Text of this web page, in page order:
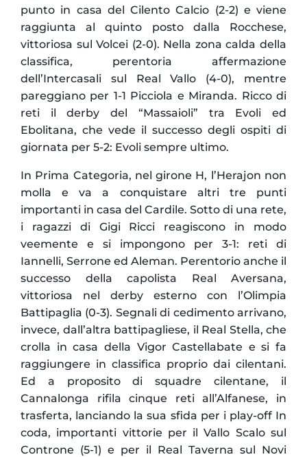
punto in casa del Cilento Calcio (2-2) e viene
raggiunta al quinto posto dalla Rocchese,
vittoriosa sul Volcei (2-0). Nella zona calda della
classifica, perentoria affermazione
dell’Intercasali sul Real Vallo (4-0), mentre
pareggiano per 1-1 Picciola e Miranda. Ricco di
reti il derby del “Massaioli” tra Evoli ed
Ebolitana, che vede il successo degli ospiti di
giornata per 5-2: Evoli sempre ultimo.
In Prima Categoria, nel girone H, l’Herajon non
molla e va a conquistare altri tre punti
importanti in casa del Cardile. Sotto di una rete,
i ragazzi di Gigi Ricci reagiscono in modo
veemente e si impongono per 3-1: reti di
Iannelli, Serrone ed Aleman. Perentorio anche il
successo della capolista Real Aversana,
vittoriosa nel derby esterno con l’Olimpia
Battipaglia (0-3). Segnali di cedimento arrivano,
invece, dall’altra battipagliese, il Real Stella, che
crolla in casa della Vigor Castellabate e si fa
raggiungere in classifica proprio dai cilentani.
Ed a proposito di squadre cilentane, il
Cannalonga rifila cinque reti all’Alfanese, in
trasferta, lanciando la sua sfida per i play-off In
coda, importanti vittorie per il Vallo Scalo sul
Controne (5-1) e per il Real Taverna sul Novi